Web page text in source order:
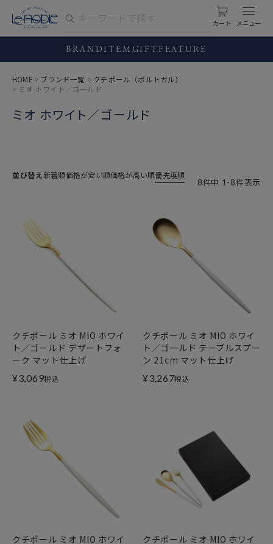
カート
BRANDITEM GIFT FEATURE
HOME ブランド一覧
クチポール（ポルトガル）
ミオ ホワイト／ゴールド
ミオ ホワイト／ゴールド
並び替え 新着順価格が安い順価格が高い順優先度順
8件中 1 -8件表示
クチポール ミオ MIO ホワイ
ト／ゴールド デザートフォ
ーク マット仕上げ
¥3,069税込
クチポール ミオ MIO ホワイ
ト／ゴールド テーブルスプー
ン 21cm マット仕上げ
¥3,267税込
クチポール ミオ MIO ホワイ
クチポール ミオ MIO ホワイ